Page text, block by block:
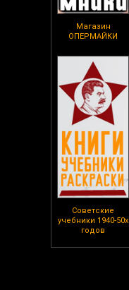
Магазин
ОПЕРМАЙКИ
Советские
учебники 1940-50х
годов